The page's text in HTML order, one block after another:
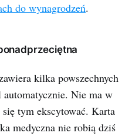
do wynagrodzeń.
kilka powszechnych
Nie ma w
tym ekscytować. Karta
medyczna nie robią dziś